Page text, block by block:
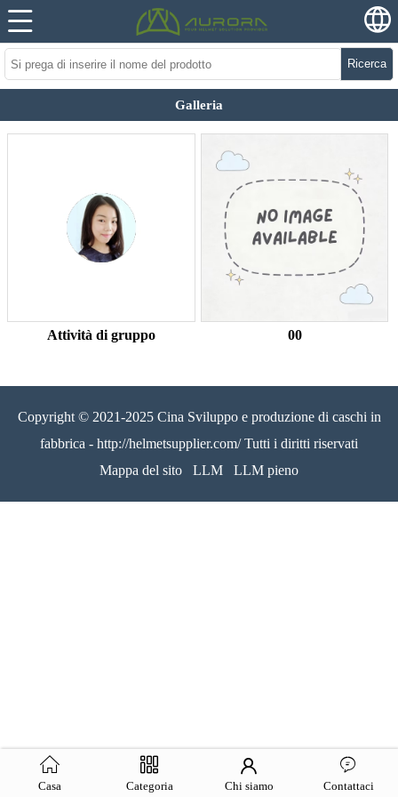
Ricerca
Galleria
Attività di gruppo 00
Copyright © 2021-2025 Cina Sviluppo e produzione di caschi in
fabbrica - http://helmetsupplier.com/ Tutti i diritti riservati
Mappa del sito
LLM LLM pieno
Casa Categoria Chi siamo Contattaci